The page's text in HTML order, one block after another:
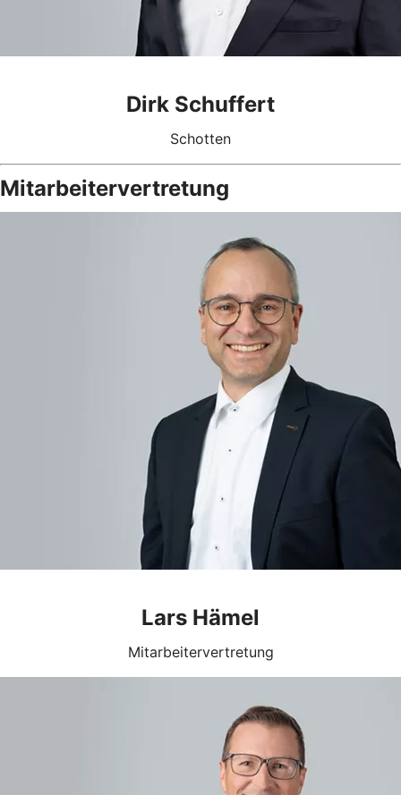
Dirk Schuffert
Schotten
Mitarbeitervertretung
Lars Hämel
Mitarbeitervertretung